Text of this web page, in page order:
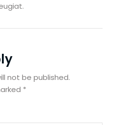
not be published.
*